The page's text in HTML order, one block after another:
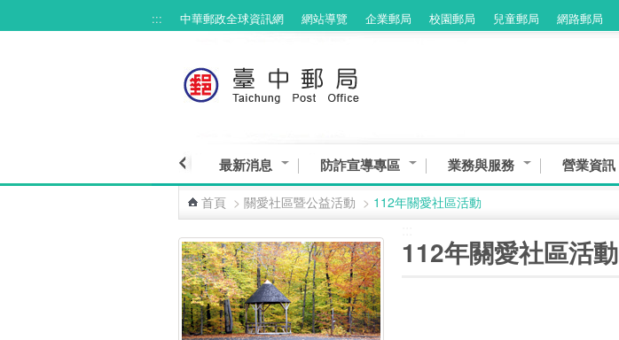
::: 中華郵政全球資訊網 網站導覽 企業郵局 校園郵局 兒童郵局 網路郵局
最新消息 防詐宣導專區 業務與服務 營業資訊
首頁 > 關愛社區暨公益活動 > 112年關愛社區活動
112年關愛社區活動